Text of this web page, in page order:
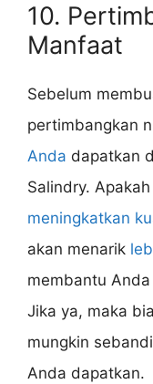
10.
Manfaat
Sebelum
pertimbangkan
Anda dapatkan
Salindry.
meningkatkan
akan menarik
membantu
Jika ya, maka
mungkin
Anda dapatkan.